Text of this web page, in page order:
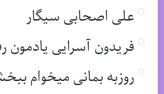
علی اصحابی سیگار
فریدون آسرایی یادمون
روزبه بمانی میخوام